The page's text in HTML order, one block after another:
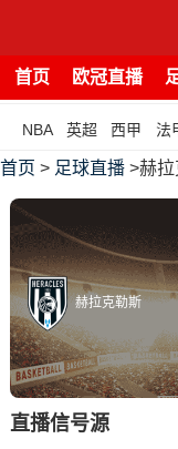
首页 欧冠直播
NBA 英超 西甲 法
首页 > 足球直播 >赫
赫拉克勒斯
直播信号源